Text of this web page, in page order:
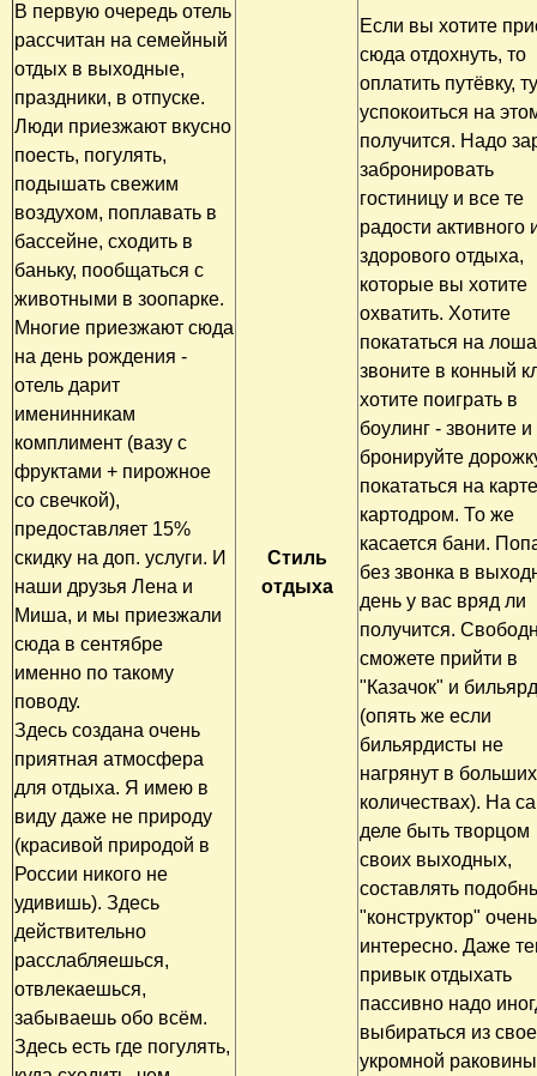
В первую очередь отель
рассчитан на семейный
отдых в выходные,
праздники, в отпуске.
Люди приезжают вкусно
поесть, погулять,
подышать свежим
воздухом, поплавать в
бассейне, сходить в
баньку, пообщаться с
животными в зоопарке.
Многие приезжают сюда
на день рождения -
отель дарит
именинникам
комплимент (вазу с
фруктами + пирожное
со свечкой),
предоставляет 15%
скидку на доп. услуги. И
наши друзья Лена и
Миша, и мы приезжали
сюда в сентябре
именно по такому
поводу.
Здесь создана очень
приятная атмосфера
для отдыха. Я имею в
виду даже не природу
(красивой природой в
России никого не
удивишь). Здесь
действительно
расслабляешься,
отвлекаешься,
забываешь обо всём.
Здесь есть где погулять,
Стиль
отдыха
Если вы хотите
сюда отдохнуть, то
оплатить путёвку,
успокоиться на
получится. Надо
забронировать
гостиницу и все те
радости активного
здорового отдыха,
которые вы хотите
охватить. Хотите
покататься на
звоните в конный
хотите поиграть в
боулинг - звоните и
бронируйте
покататься на
картодром. То же
касается бани.
без звонка в
день у вас вряд ли
получится.
сможете прийти в
"Казачок" и бильярд
(опять же если
бильярдисты не
нагрянут в больших
количествах). На
деле быть творцом
своих выходных,
составлять
"конструктор" очень
интересно. Даже
привык отдыхать
пассивно надо
выбираться из
укромной